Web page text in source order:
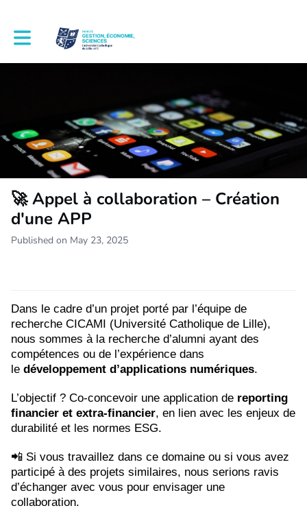
Toggle main navigation
🚀 Appel à collaboration – Création
d'une APP
Published on May 23, 2025
Dans le cadre d’un projet porté par l’équipe de
recherche CICAMI (Université Catholique de Lille),
nous sommes à la recherche d’alumni ayant des
compétences ou de l’expérience dans
le développement d’applications numériques.
L’objectif ? Co-concevoir une application de reporting
financier et extra-financier, en lien avec les enjeux de
durabilité et les normes ESG.
📲 Si vous travaillez dans ce domaine ou si vous avez
participé à des projets similaires, nous serions ravis
d’échanger avec vous pour envisager une
collaboration.